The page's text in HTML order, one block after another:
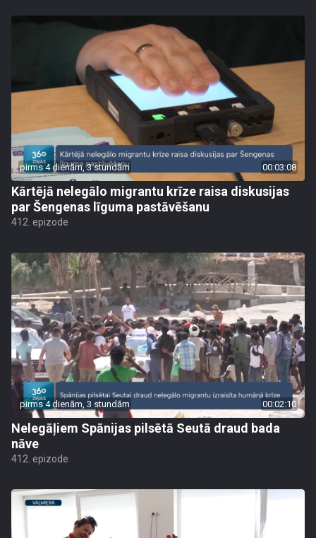
pirms 4 dienām, 3 stundām 00:03:08
Kārtējā nelegālo migrantu krīze raisa diskusijas
par Šengenas līguma pastāvēšanu
412. epizode
pirms 4 dienām, 3 stundām 00:02:10
Nelegāļiem Spānijas pilsētā Seutā draud bada
nāve
412. epizode